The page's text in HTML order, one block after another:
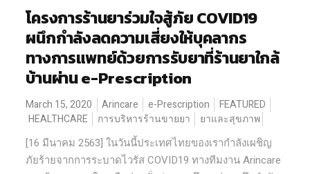
โครงการร้านยาร่วมใจสู้ภัย COVID19
ผนึกกำลังลดความเสี่ยงให้บุคลากร
ทางการแพทย์ด้วยการรับยาที่ร้านยาใกล้
บ้านผ่าน e-Prescription
March 15, 2020 Arincare e-Prescription
FEATURED
HEALTHCARE
การบริหารร้านขายยา ยาและสุขภาพ
[16 มีนาคม 2563] ในวันนี้ประเทศไทยของเรากำลังเผชิญ
ภัยร้ายจากการระบาดไวรัส COVID19 ทางทีมงาน Arincare